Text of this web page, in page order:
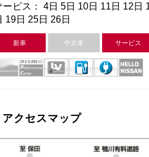
ービス： 4日 5日 10日 11日 12日
19日 25日 26日
新車 中古車 サービス
アクセスマップ